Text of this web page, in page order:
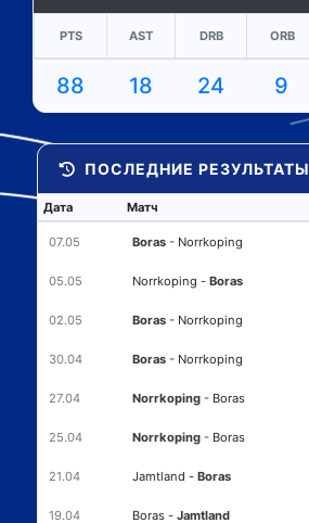
PTS AST DRB ORB
88 18 24 9
ПОСЛЕДНИЕ РЕЗУЛЬТАТЫ
Дата Матч
07.05 Boras - Norrkoping
05.05 Norrkoping - Boras
02.05 Boras - Norrkoping
30.04 Boras - Norrkoping
27.04 Norrkoping - Boras
25.04 Norrkoping - Boras
21.04 Jamtland - Boras
19.04 Boras - Jamtland